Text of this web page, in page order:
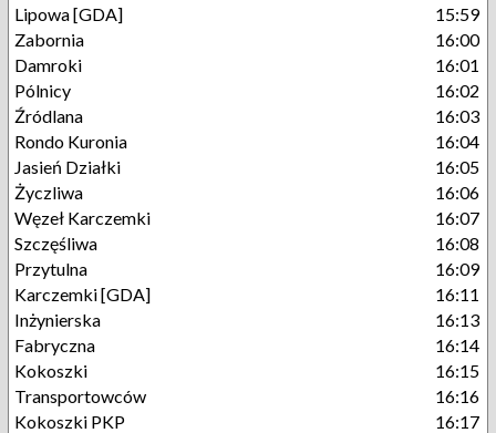
Lipowa [GDA]
15:59
Zabornia
16:00
Damroki
16:01
Pólnicy
16:02
Źródlana
16:03
Rondo Kuronia
16:04
Jasień Działki
16:05
Życzliwa
16:06
Węzeł Karczemki
16:07
Szczęśliwa
16:08
Przytulna
16:09
Karczemki [GDA]
16:11
Inżynierska
16:13
Fabryczna
16:14
Kokoszki
16:15
Transportowców
16:16
Kokoszki PKP
16:17